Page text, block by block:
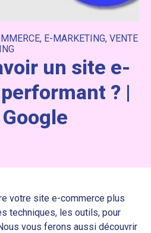
, E-MARKETING, VENTE
un site e-
? |
votre site e-commerce plus
techniques, les outils, pour
vous ferons aussi découvrir